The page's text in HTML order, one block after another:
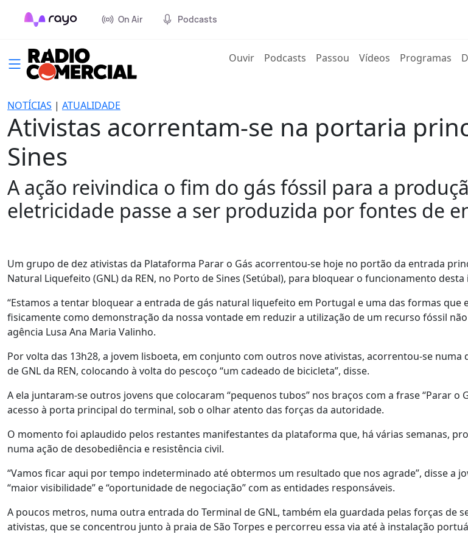
On Air Podcasts
Ouvir(current)
Podcasts Passou Vídeos Programas
NOTÍCIAS | ATUALIDADE
Ativistas acorrentam-se na portaria
Sines
A ação reivindica o fim do gás fóssil para a
eletricidade passe a ser produzida por fontes de
Um grupo de dez ativistas da Plataforma Parar o Gás acorrentou-se hoje no portão da entrada
Natural Liquefeito (GNL) da REN, no Porto de Sines (Setúbal), para bloquear o funcionamento
“Estamos a tentar bloquear a entrada de gás natural liquefeito em Portugal e uma das formas
fisicamente como demonstração da nossa vontade em reduzir a utilização de um recurso fóssil não
agência Lusa Ana Maria Valinho.
Por volta das 13h28, a jovem lisboeta, em conjunto com outros nove ativistas, acorrentou-se numa
de GNL da REN, colocando à volta do pescoço “um cadeado de bicicleta”, disse.
A ela juntaram-se outros jovens que colocaram “pequenos tubos” nos braços com a frase “Parar o
acesso à porta principal do terminal, sob o olhar atento das forças da autoridade.
O momento foi aplaudido pelos restantes manifestantes da plataforma que, há várias semanas,
numa ação de desobediência e resistência civil.
“Vamos ficar aqui por tempo indeterminado até obtermos um resultado que nos agrade”, disse a
“maior visibilidade” e “oportunidade de negociação” com as entidades responsáveis.
A poucos metros, numa outra entrada do Terminal de GNL, também ela guardada pelas forças de
ativistas, que se concentrou junto à praia de São Torpes e percorreu essa via até à instalação